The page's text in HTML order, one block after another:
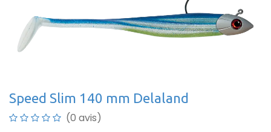
Speed Slim 140 mm Delaland
(0 avis)